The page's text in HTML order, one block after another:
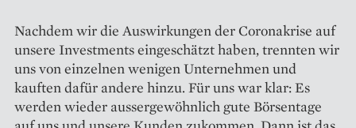
Nachdem wir die Auswirkungen der Coronakrise auf
unsere Investments eingeschätzt haben, trennten wir
uns von einzelnen wenigen Unternehmen und
kauften dafür andere hinzu. Für uns war klar: Es
werden wieder aussergewöhnlich gute Börsentage